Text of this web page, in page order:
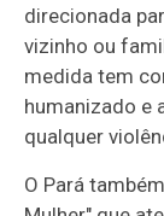
direcionada
vizinho ou
medida tem
humanizado e
qualquer
O Pará